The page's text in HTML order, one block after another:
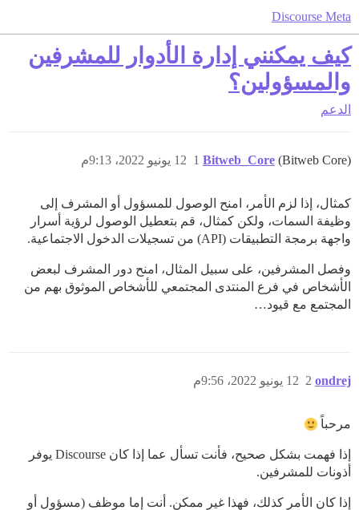
Discourse Meta
كيف يمكنني إدارة الأدوار للمشرفين
والمسؤولين؟
الدعم
Bitweb_Core (Bitweb Core) 12 يونيو 2022، 9:13م 1
كمثال، إذا لزم الأمر، امنح الوصول للمسؤول أو المشرف إلى
وظيفة السمات، ولكن كمثال، قم بتعطيل الوصول لرؤية أسرار
واجهة برمجة التطبيقات (API) من تسجيلات الدخول الاجتماعية.
وفصل المشرفين، على سبيل المثال، امنح دور المشرف لبعض
الأشخاص في فرع المنتدى المجتمعي للأشخاص الموثوق بهم من
المجتمع مع قيود…
ondrej 12 يونيو 2022، 9:56م 2
مرحباً
إذا فهمت بشكل صحيح، فأنت تسأل عما إذا كان Discourse يوفر
أذونات للمشرفين.
إذا كان الأمر كذلك، فهذا غير ممكن. أنت إما موظف (مسؤول أو